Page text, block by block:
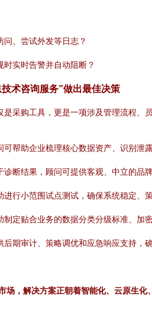
、尝试外发等日志？
实时告警并自动阻断？
术咨询服务”做出最佳决策
是采购工具，更是一项涉及管理流程、
可帮助企业梳理核心数据资产、识别泄
诊断结果，顾问可提供客观、中立的品
进行小范围试点测试，确保系统稳定、
制定贴合业务的数据分类分级标准、加
后期审计、策略调优和应急响应支持，
场，解决方案正朝着智能化、云原生